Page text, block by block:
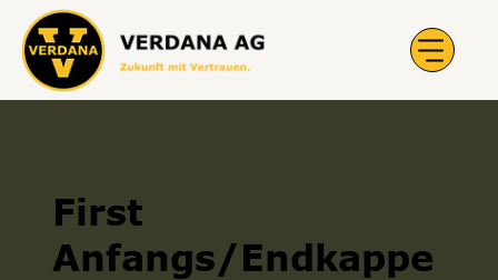
First
Anfangs/Endkappe